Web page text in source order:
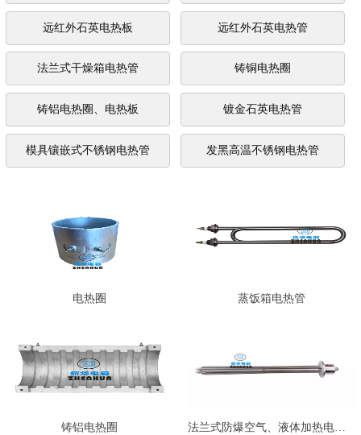
远红外石英电热板 远红外石英电热管
法兰式干燥箱电热管 铸铜电热圈
铸铝电热圈、电热板 镀金石英电热管
模具镶嵌式不锈钢电热管 发黑高温不锈钢电热管
电热圈 蒸饭箱电热管
铸铝电热圈 法兰式防爆空气、液体加热电热管…